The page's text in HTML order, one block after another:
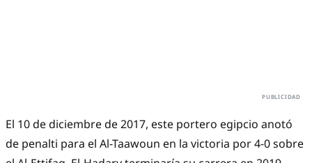
El 10 de diciembre de 2017, este portero egipcio anotó
de penalti para el Al-Taawoun en la victoria por 4-0 sobre